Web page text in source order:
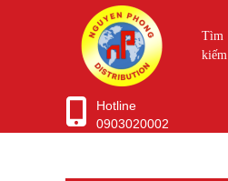
Tìm
kiếm
Hotline
0903020002